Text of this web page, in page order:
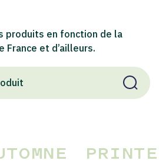
produits en fonction de la
France et d’ailleurs.